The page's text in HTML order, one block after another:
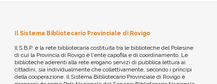
Il Sistema Bibliotecario Provinciale di Rovigo
Il S.B.P. è la rete bibliotecaria costituita tra le biblioteche del Polesine
di cui la Provincia di Rovigo è l'ente capofila e di coordinamento. Le
biblioteche aderenti alla rete erogano servizi di pubblica lettura ai
cittadini, sia individualmente che collettivamente, secondo i principi
della cooperazione. Il Sistema Bibliotecario Provinciale di Rovigo è